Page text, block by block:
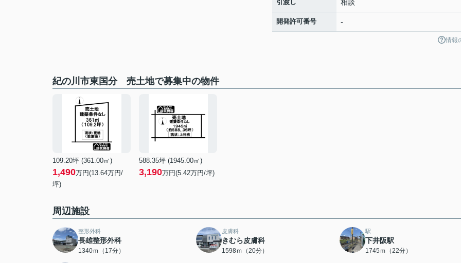
引渡し 相談
開発許可番号 -
情報
紀の川市東国分 売土地で募集中の物件
109.20坪 (361.00㎡)
1,490万円(13.64万円/
坪)
588.35坪 (1945.00㎡)
3,190万円(5.42万円/坪)
周辺施設
整形外科
長雄整形外科
1340ｍ（17分）
皮膚科
きむら皮膚科
1598ｍ（20分）
駅
下井阪駅
1745ｍ（22分）